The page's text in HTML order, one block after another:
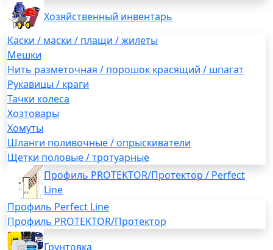
Хозяйственный инвентарь
Каски / маски / плащи / жилеты
Мешки
Нить разметочная / порошок красящий / шпагат
Рукавицы / краги
Тачки колеса
Хозтовары
Хомуты
Шланги поливочные / опрыскиватели
Щетки половые / тротуарные
Профиль PROTEKTOR/Протектор / Perfect
Line
Профиль Perfect Line
Профиль PROTEKTOR/Протектор
Грунтовка